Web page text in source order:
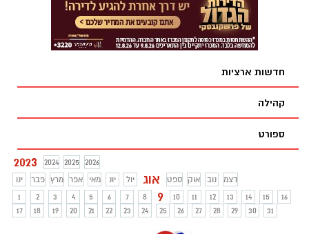
חדשות ארציות
קהילה
ספורט
2023 2024 2025
2026
ינו
פבר מרץ אפר מאי יונ יול אוג ספט אוק נוב
דצמ
1
2 3 4 5 6 7 8 9 10 11 12 13 14 15
16
17
18 19 20 21 22 23 24 25 26 27 28 29 30 31